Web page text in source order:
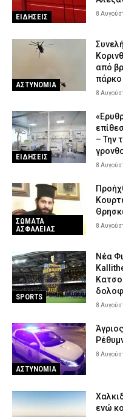
ΑΣΤΥΝΟΜΙΑ 8 Αυγούστου 2026
Δούναβης: Η ξηρασία
– Το εντυπωσιακό εύρημα
Πολέμου
8 Αυγούστου 2026 13:39
ΕΙΔΗΣΕΙΣ 8
ΑΣΤΥΝΟΜΙΑ
από
πάρκο
8
ΕΙΔΗΣΕΙΣ
– Την
8
ΣΩΜΑΤΑ
ΑΣΦΑΛΕΙΑΣ
8
SPORTS
Νέα
8
ΑΣΤΥΝΟΜΙΑ
8
ενώ